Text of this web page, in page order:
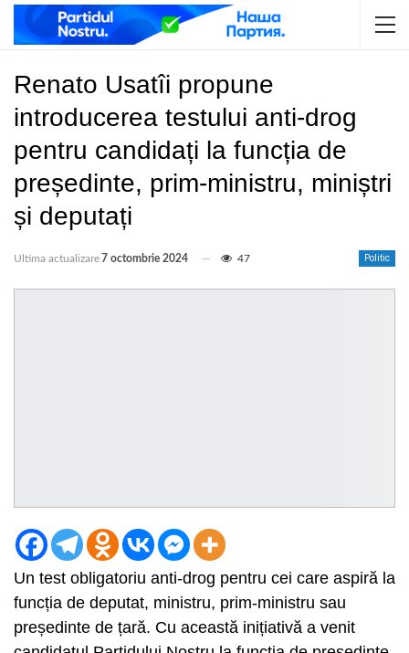
Renato Usatîi propune
introducerea testului anti-drog
pentru candidați la funcția de
președinte, prim-ministru, miniștri
și deputați
Politic
Ultima actualizare 7 octombrie 2024 47
Un test obligatoriu anti-drog pentru cei care aspiră la
funcția de deputat, ministru, prim-ministru sau
președinte de țară. Cu această inițiativă a venit